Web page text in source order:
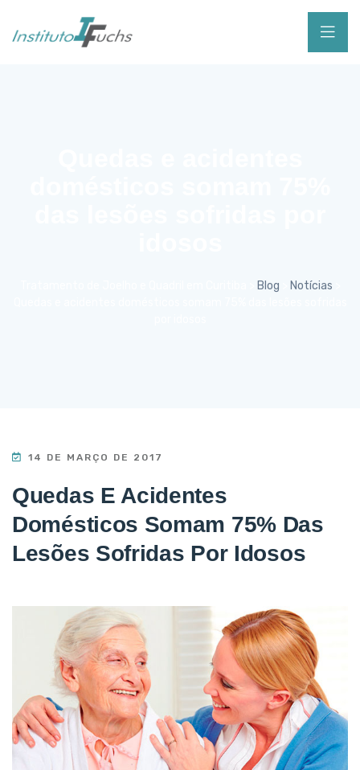
Blog Notícias
14 DE MARÇO DE 2017
Quedas E Acidentes
Domésticos Somam 75% Das
Lesões Sofridas Por Idosos